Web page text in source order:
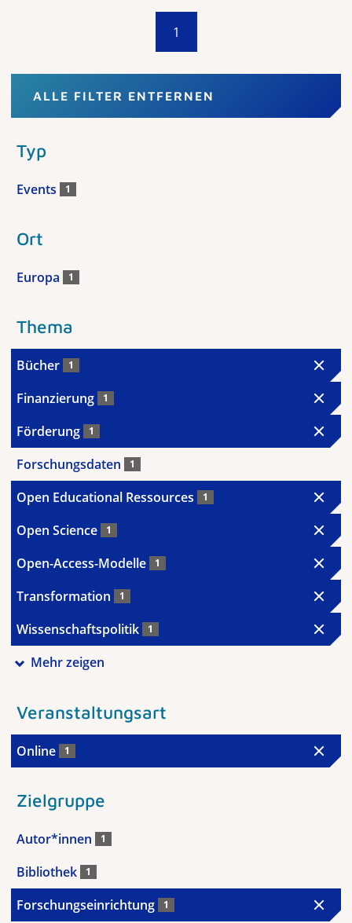
1
ALLE FILTER ENTFERNEN
Typ
Events 1
Ort
Europa 1
Thema
Bücher 1
Finanzierung 1
Förderung 1
Forschungsdaten 1
Open Educational Ressources 1
Open Science 1
Open-Access-Modelle 1
Transformation 1
Wissenschaftspolitik 1
Mehr zeigen
Veranstaltungsart
Online 1
Zielgruppe
Autor*innen 1
Bibliothek 1
Forschungseinrichtung 1